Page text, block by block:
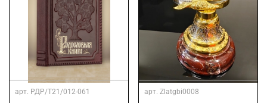
арт. РДР/Т21/012-061 арт. Zlatgbi0008